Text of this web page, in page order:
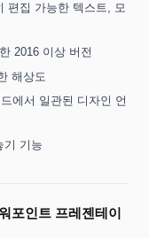
편집 가능한 텍스트, 모
2016 이상 버전
해상도
에서 일관된 디자인 언
기 기능
포인트 프레젠테이